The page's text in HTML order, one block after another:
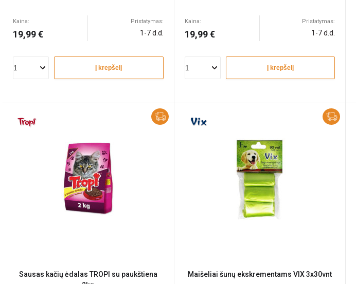
Kaina:
19,99 €
Pristatymas:
1-7 d.d.
Į krepšelį
Kaina:
19,99 €
Pristatymas:
1-7 d.d.
Į krepšelį
Sausas kačių ėdalas TROPI su paukštiena
Maišeliai šunų ekskrementams VIX 3x30vnt